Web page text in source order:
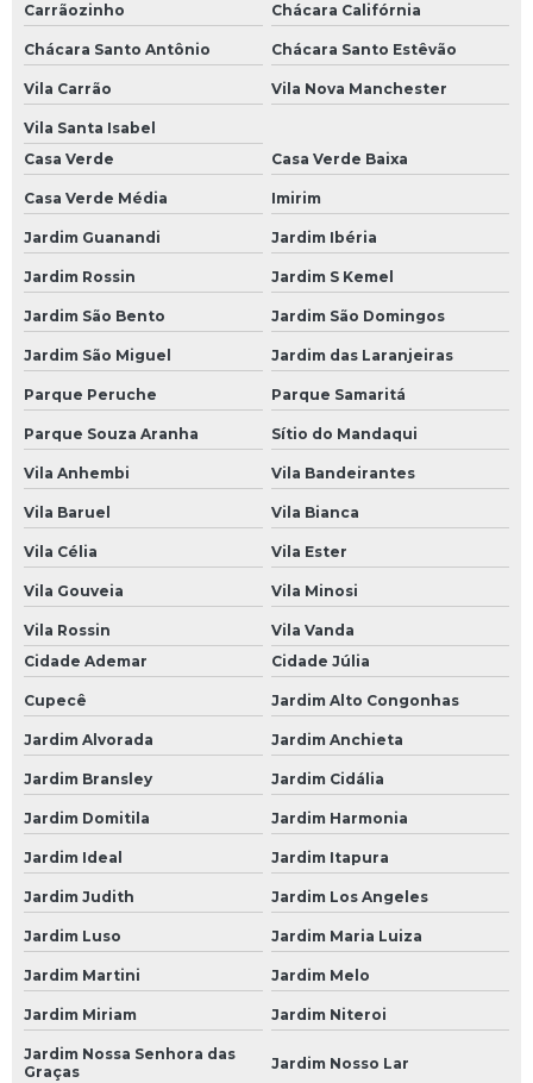
Mecânico a Domicílio em SP
Mecânico a Domicílio na Avenida do Estado
Mecânico a Domicílio na Paulista
Mecânico a Domicílio na Zona Leste
Mecânico a Domicílio na Zona Oeste
Mecânico a Domicílio na Zona Sul
Mecânico a Domicílio no Morumbi
Mecânico a Domicílio SP
Oficina Mecânica a Domicílio
Oficina Mecânica em Domicílio
Serviço Mecânica a Domicílio
Revisões Veiculares
Revisão Automotiva
Revisão Automotiva Preço
Revisão Automotiva SP
Revisão Elétrica Automotiva
Revisão Preventiva Automotiva
Revisão Veicular
Revisão Veicular em São Paulo
Revisão Veicular em SP
Revisão Veicular na Avenida do Estado
Revisão Veicular na Paulista
Revisão Veicular na Zona Leste
Carrãozinho
Chácara Califórnia
Chácara Santo Antônio Chácara Santo Estêvão
Vila Carrão Vila Nova Manchester
Vila Santa Isabel
Casa Verde
Casa Verde Baixa
Casa Verde Média Imirim
Jardim Guanandi Jardim Ibéria
Jardim Rossin Jardim S Kemel
Jardim São Bento Jardim São Domingos
Jardim São Miguel Jardim das Laranjeiras
Parque Peruche Parque Samaritá
Parque Souza Aranha Sítio do Mandaqui
Vila Anhembi Vila Bandeirantes
Vila Baruel Vila Bianca
Vila Célia Vila Ester
Vila Gouveia Vila Minosi
Vila Rossin
Vila Vanda
Cidade Ademar
Cidade Júlia
Cupecê Jardim Alto Congonhas
Jardim Alvorada Jardim Anchieta
Jardim Bransley Jardim Cidália
Jardim Domitila Jardim Harmonia
Jardim Ideal Jardim Itapura
Jardim Judith Jardim Los Angeles
Jardim Luso Jardim Maria Luiza
Jardim Martini Jardim Melo
Jardim Miriam Jardim Niteroi
Jardim Nossa Senhora das
Graças
Jardim Nosso Lar